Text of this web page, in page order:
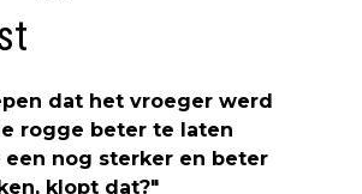
dat het vroeger werd
rogge beter te laten
nog sterker en beter
klopt dat?"